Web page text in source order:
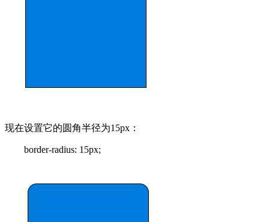
现在设置它的圆角半径为15px：
border-radius: 15px;